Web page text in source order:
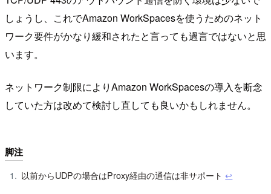
しょうし、これでAmazon WorkSpacesを使うためのネット
ワーク要件がかなり緩和されたと言っても過言ではないと思
います。
ネットワーク制限によりAmazon WorkSpacesの導入を断念
していた方は改めて検討し直しても良いかもしれません。
脚注
以前からUDPの場合はProxy経由の通信は非サポート↩︎